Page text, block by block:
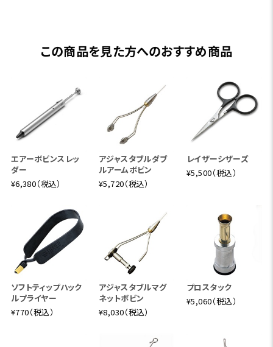
この商品を見た方へのおすすめ商品
エアーボビンスレッ
ダー
¥6,380（税込）
アジャスタブルダブ
ルアームボビン
¥5,720（税込）
レイザーシザーズ
¥5,500（税込）
ソフトティップハック
ルプライヤー
¥770（税込）
アジャスタブルマグ
ネットボビン
¥8,030（税込）
プロスタック
¥5,060（税込）